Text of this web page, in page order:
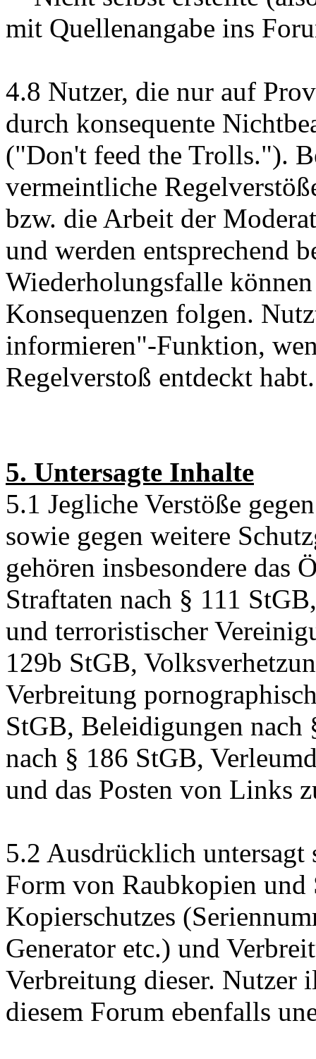
mit Quellenangabe ins
4.8 Nutzer, die nur auf
durch konsequente
("Don't feed the Trolls.").
vermeintliche
bzw. die Arbeit der
und werden entsprechend
Wiederholungsfalle
Konsequenzen folgen.
informieren"-Funktion,
Regelverstoß entdeckt habt.
5. Untersagte Inhalte
5.1 Jegliche Verstöße
sowie gegen weitere
gehören insbesondere das
Straftaten nach § 111
und terroristischer
129b StGB,
Verbreitung
StGB, Beleidigungen nach
nach § 186 StGB,
und das Posten von Links
5.2 Ausdrücklich
Form von Raubkopien und
Kopierschutzes
Generator etc.) und
Verbreitung dieser. Nutzer
diesem Forum ebenfalls